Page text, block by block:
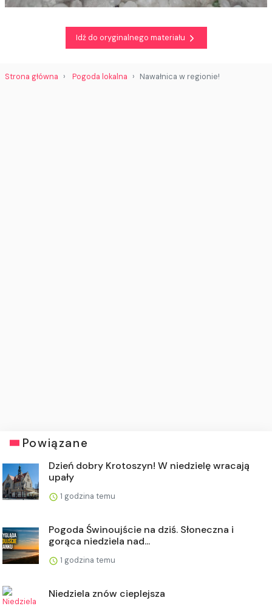
Idź do oryginalnego materiału
Strona główna Pogoda lokalna Nawałnica w regionie!
Powiązane
Dzień dobry Krotoszyn! W niedzielę wracają
upały
1 godzina temu
Pogoda Świnoujście na dziś. Słoneczna i
gorąca niedziela nad...
1 godzina temu
Niedziela znów cieplejsza